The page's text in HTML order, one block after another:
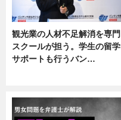
観光業の人材不足解消を専門
スクールが担う。学生の留学
サポートも行うバン…